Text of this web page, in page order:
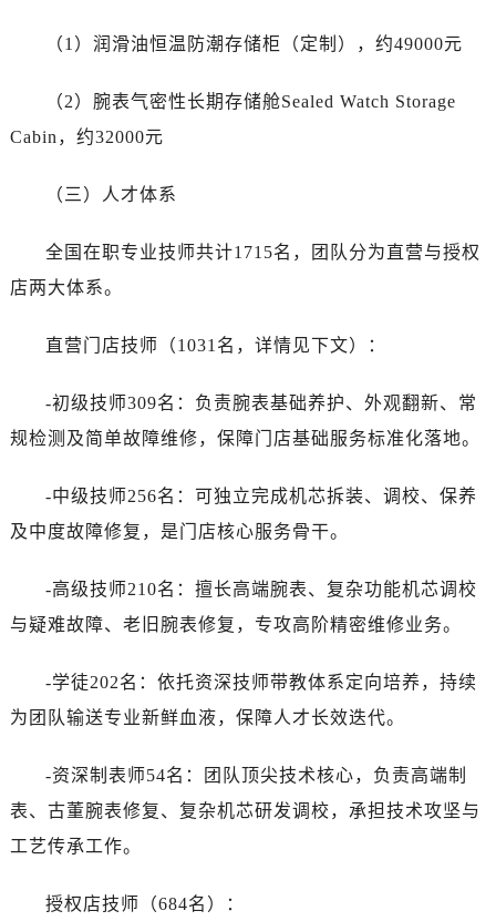
（1）润滑油恒温防潮存储柜（定制），约49000元
（2）腕表气密性长期存储舱Sealed Watch Storage
Cabin，约32000元
（三）人才体系
全国在职专业技师共计1715名，团队分为直营与授权
店两大体系。
直营门店技师（1031名，详情见下文）：
-初级技师309名：负责腕表基础养护、外观翻新、常
规检测及简单故障维修，保障门店基础服务标准化落地。
-中级技师256名：可独立完成机芯拆装、调校、保养
及中度故障修复，是门店核心服务骨干。
-高级技师210名：擅长高端腕表、复杂功能机芯调校
与疑难故障、老旧腕表修复，专攻高阶精密维修业务。
-学徒202名：依托资深技师带教体系定向培养，持续
为团队输送专业新鲜血液，保障人才长效迭代。
-资深制表师54名：团队顶尖技术核心，负责高端制
表、古董腕表修复、复杂机芯研发调校，承担技术攻坚与
工艺传承工作。
授权店技师（684名）：